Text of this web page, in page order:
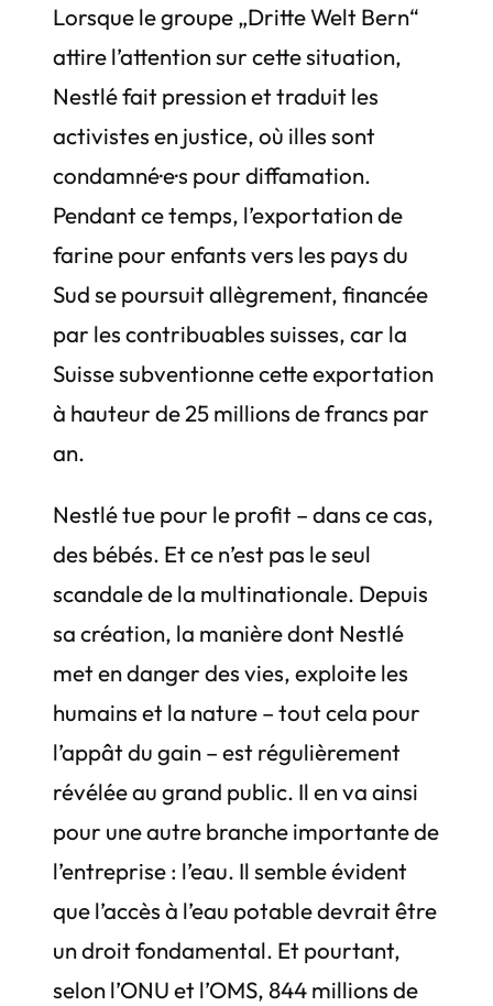
Lorsque le groupe „Dritte Welt Bern“
attire l’attention sur cette situation,
Nestlé fait pression et traduit les
activistes en justice, où illes sont
condamné·e·s pour diffamation.
Pendant ce temps, l’exportation de
farine pour enfants vers les pays du
Sud se poursuit allègrement, financée
par les contribuables suisses, car la
Suisse subventionne cette exportation
à hauteur de 25 millions de francs par
an.
Nestlé tue pour le profit – dans ce cas,
des bébés. Et ce n’est pas le seul
scandale de la multinationale. Depuis
sa création, la manière dont Nestlé
met en danger des vies, exploite les
humains et la nature – tout cela pour
l’appât du gain – est régulièrement
révélée au grand public. Il en va ainsi
pour une autre branche importante de
l’entreprise : l’eau. Il semble évident
que l’accès à l’eau potable devrait être
un droit fondamental. Et pourtant,
selon l’ONU et l’OMS, 844 millions de